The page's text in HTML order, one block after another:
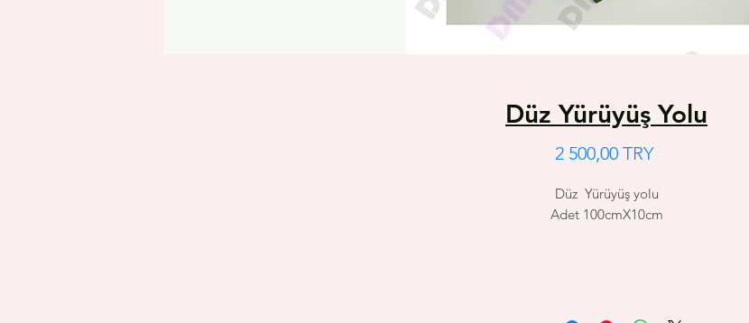
Düz Yürüyüş Yolu
2 500,00 TRYЦена
Düz Yürüyüş yolu
Adet 100cmX10cm